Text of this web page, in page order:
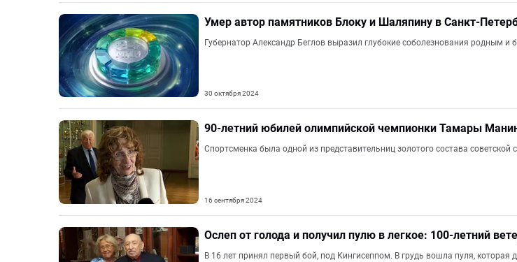
Умер автор памятников Блоку и Шаляпину в Санкт-
Губернатор Александр Беглов выразил глубокие соболезнования родным и
30 октября 2024
90-летний юбилей олимпийской чемпионки Тамары
Спортсменка была одной из представительниц золотого состава советской
16 сентября 2024
Ослеп от голода и получил пулю в легкое: 100-летний
В 16 лет принял первый бой, под Кингисеппом. В грудь вошла пуля, которая